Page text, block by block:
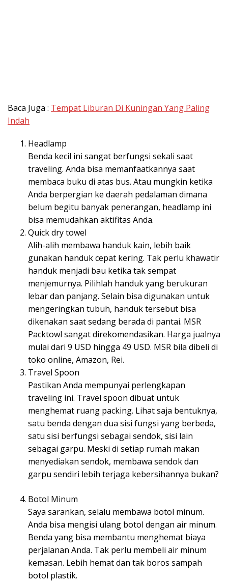
Baca Juga : Tempat Liburan Di Kuningan Yang Paling
Indah
Headlamp
Benda kecil ini sangat berfungsi sekali saat
traveling. Anda bisa memanfaatkannya saat
membaca buku di atas bus. Atau mungkin ketika
Anda berpergian ke daerah pedalaman dimana
belum begitu banyak penerangan, headlamp ini
bisa memudahkan aktifitas Anda.
Quick dry towel
Alih-alih membawa handuk kain, lebih baik
gunakan handuk cepat kering. Tak perlu khawatir
handuk menjadi bau ketika tak sempat
menjemurnya. Pilihlah handuk yang berukuran
lebar dan panjang. Selain bisa digunakan untuk
mengeringkan tubuh, handuk tersebut bisa
dikenakan saat sedang berada di pantai. MSR
Packtowl sangat direkomendasikan. Harga jualnya
mulai dari 9 USD hingga 49 USD. MSR bila dibeli di
toko online, Amazon, Rei.
Travel Spoon
Pastikan Anda mempunyai perlengkapan
traveling ini. Travel spoon dibuat untuk
menghemat ruang packing. Lihat saja bentuknya,
satu benda dengan dua sisi fungsi yang berbeda,
satu sisi berfungsi sebagai sendok, sisi lain
sebagai garpu. Meski di setiap rumah makan
menyediakan sendok, membawa sendok dan
garpu sendiri lebih terjaga kebersihannya bukan?
Botol Minum
Saya sarankan, selalu membawa botol minum.
Anda bisa mengisi ulang botol dengan air minum.
Benda yang bisa membantu menghemat biaya
perjalanan Anda. Tak perlu membeli air minum
kemasan. Lebih hemat dan tak boros sampah
botol plastik.